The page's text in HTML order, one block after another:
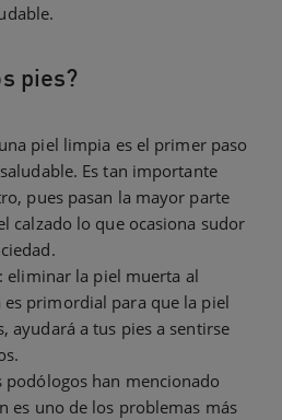
pies?
piel limpia es el primer paso
Es tan importante
pues pasan la mayor parte
calzado lo que ocasiona sudor
eliminar la piel muerta al
es primordial para que la piel
ayudará a tus pies a sentirse
podólogos han mencionado
es uno de los problemas más